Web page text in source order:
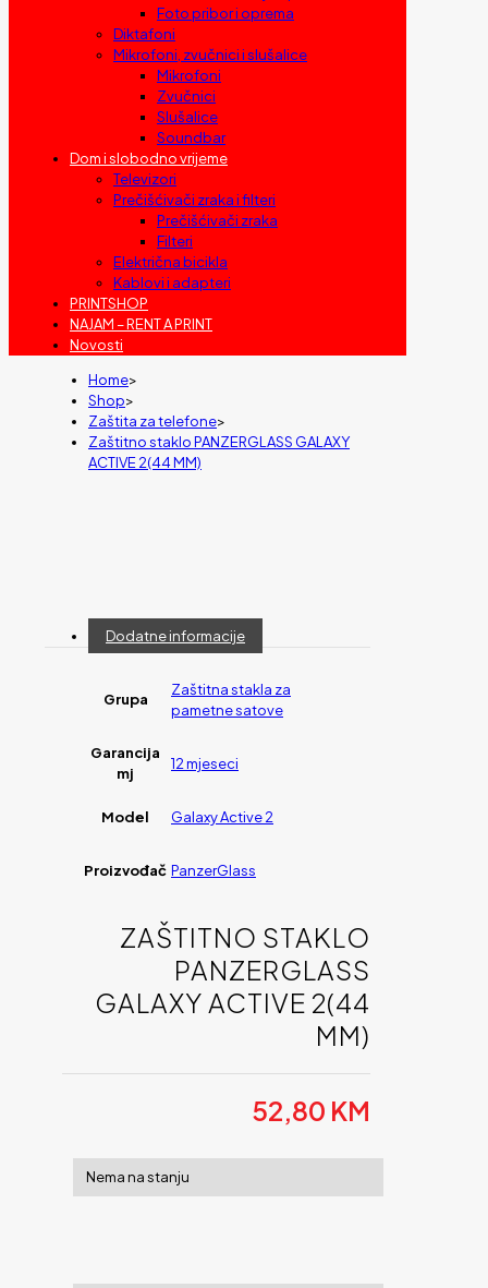
Foto pribor i oprema
Diktafoni
Mikrofoni, zvučnici i slušalice
Mikrofoni
Zvučnici
Slušalice
Soundbar
Dom i slobodno vrijeme
Televizori
Prečišćivači zraka i filteri
Prečišćivači zraka
Filteri
Električna bicikla
Kablovi i adapteri
PRINTSHOP
NAJAM – RENT A PRINT
Novosti
Home>
Shop>
Zaštita za telefone>
Zaštitno staklo PANZERGLASS GALAXY
ACTIVE 2(44 MM)
Dodatne informacije
Grupa
Zaštitna stakla za
pametne satove
Garancija
mj
12 mjeseci
Model Galaxy Active 2
Proizvođač PanzerGlass
ZAŠTITNO STAKLO
PANZERGLASS
GALAXY ACTIVE 2(44
MM)
52,80 KM
Nema na stanju